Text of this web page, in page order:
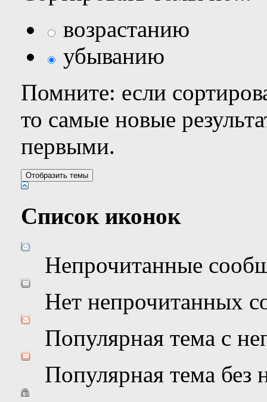
возрастанию
убыванию
Помните: если
то самые новые
первыми.
Список иконок
Непрочитанные
Нет непрочитанных
Популярная тема с
Популярная тема